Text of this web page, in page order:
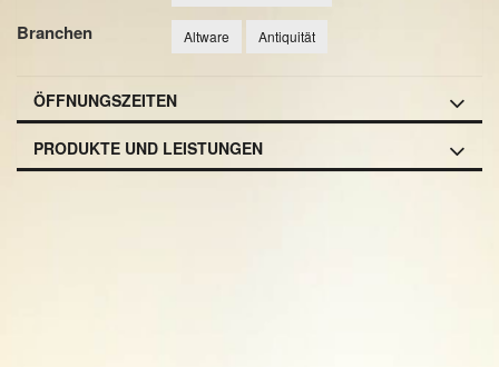
Branchen Altware Antiquität
ÖFFNUNGSZEITEN
PRODUKTE UND LEISTUNGEN